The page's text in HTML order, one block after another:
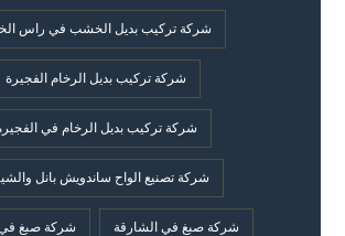
شركة تركيب بديل الخشب في راس
شركة تركيب بديل الرخام الفجيرة
شركة تركيب بديل الرخام في
شركة تصنيع الواح ساندويش بانل
شركة صبغ في الشارقة شركة صبغ في